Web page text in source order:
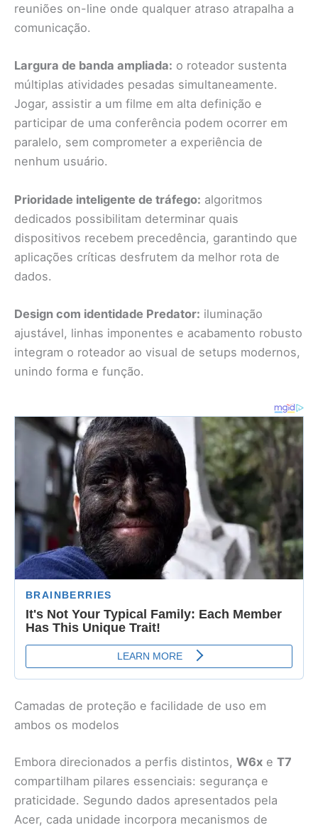
reuniões on-line onde qualquer atraso atrapalha a
comunicação.
Largura de banda ampliada: o roteador sustenta
múltiplas atividades pesadas simultaneamente.
Jogar, assistir a um filme em alta definição e
participar de uma conferência podem ocorrer em
paralelo, sem comprometer a experiência de
nenhum usuário.
Prioridade inteligente de tráfego: algoritmos
dedicados possibilitam determinar quais
dispositivos recebem precedência, garantindo que
aplicações críticas desfrutem da melhor rota de
dados.
Design com identidade Predator: iluminação
ajustável, linhas imponentes e acabamento robusto
integram o roteador ao visual de setups modernos,
unindo forma e função.
Camadas de proteção e facilidade de uso em
ambos os modelos
Embora direcionados a perfis distintos, W6x e T7
compartilham pilares essenciais: segurança e
praticidade. Segundo dados apresentados pela
Acer, cada unidade incorpora mecanismos de